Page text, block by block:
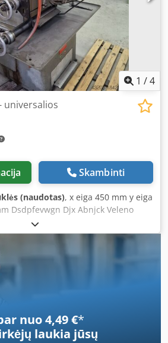
dimensions: 1300mm x 1200mm x
Transport weight [kg]: 1050kg -
1 Financial Information VAT: The
VAT VAT/taxation: VAT reclaimable
and trade-in possible at any time
Lukas van Rossum
1 /4
universalios
Skambinti
(naudotas), x eiga 450 mm y eiga
Dsdpfevwgn Djx Abnjck Veleno
min. Įrankio tvirtinimas ISO SK-30
vieta apie 1,1 x 1 x 1,5 m
labai geros ir prižiūrėtos būklės.
nuo 4,49 €*
laukia jūsų